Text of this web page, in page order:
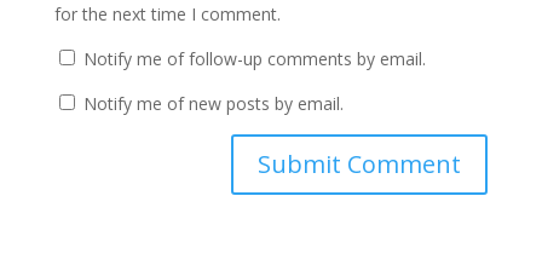
for the next time I comment.
Notify me of follow-up comments by email.
Notify me of new posts by email.